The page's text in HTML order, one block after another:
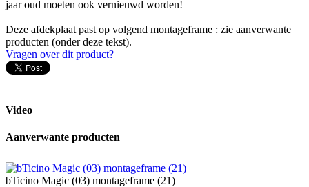
jaar oud moeten ook vernieuwd worden!
Deze afdekplaat past op volgend montageframe : zie aanverwante
producten (onder deze tekst).
Vragen over dit product?
Video
Aanverwante producten
bTicino Magic (03) montageframe (21)